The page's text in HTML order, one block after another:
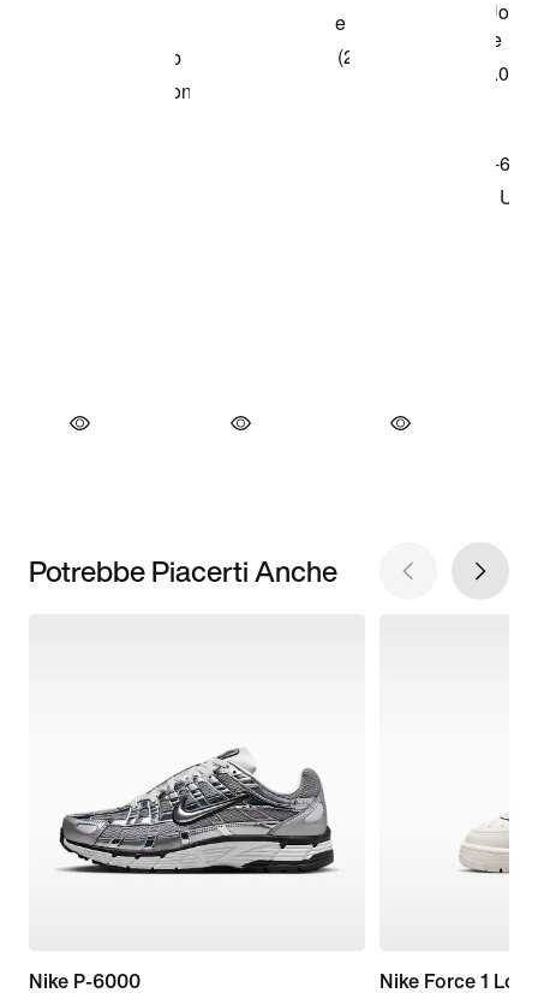
Potrebbe Piacerti Anche
Nike P-6000
Nike Force 1 Low